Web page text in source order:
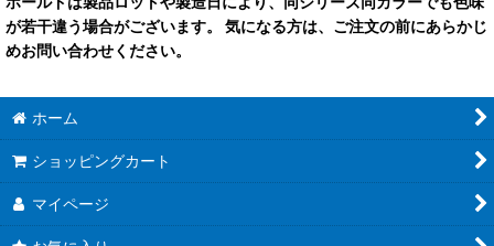
が若干違う場合がございます。 気になる方は、ご注文の前にあらかじ
めお問い合わせください。
ホーム
ショッピングカート
マイページ